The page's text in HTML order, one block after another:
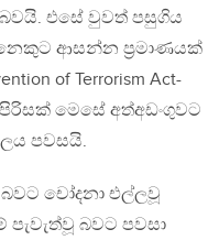
එසේ වුවත් පසුගිය
ආසන්න ප්‍රමාණයක්
of Terrorism Act-
මෙසේ අත්අඩංගුවට
පවසයි.
චෝදනා එල්ලවූ
බවට පවසා